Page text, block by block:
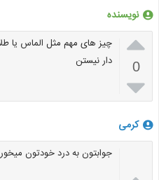
نویسنده

0

چیز های مهم مثل الماس یا
دار نیستن
کرمی
جوابتون به درد خودتون